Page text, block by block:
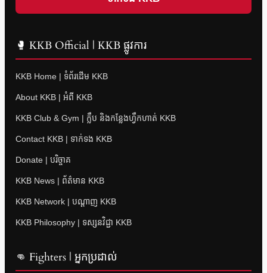
🥊 KKB Official | KKB ផ្លូវការ
KKB Home | ទំព័រដើម KKB
About KKB | អំពី KKB
KKB Club & Gym | ក្លឹប និងកន្លែងហ្វឹកហាត់ KKB
Contact KKB | ទាក់ទង KKB
Donate | បរិច្ចាគ
KKB News | ព័ត៌មាន KKB
KKB Network | បណ្តាញ KKB
KKB Philosophy | ទស្សនវិជ្ជា KKB
👊 Fighters | អ្នកប្រដាល់